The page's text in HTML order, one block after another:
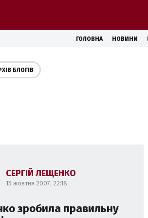
ГОЛОВНА НОВИНИ
БЛОГІВ
СЕРГІЙ ЛЕЩЕНКО
15 жовтня 2007, 22:18
зробила правильну